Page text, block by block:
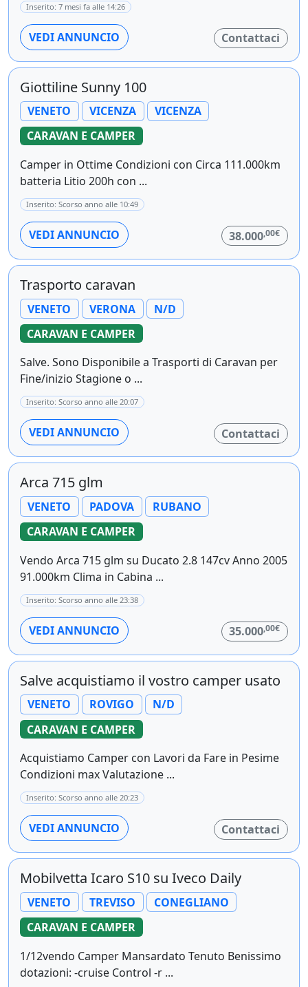
Inserito: 7 mesi fa alle 14:26
VEDI ANNUNCIO Contattaci
Giottiline Sunny 100
VENETO VICENZA
VICENZA
CARAVAN E CAMPER
Camper in Ottime Condizioni con Circa 111.000km
batteria Litio 200h con ...
Inserito: Scorso anno alle 10:49
VEDI ANNUNCIO 38.000,00€
Trasporto caravan
VENETO VERONA
N/D
CARAVAN E CAMPER
Salve. Sono Disponibile a Trasporti di Caravan per
Fine/inizio Stagione o ...
Inserito: Scorso anno alle 20:07
VEDI ANNUNCIO Contattaci
Arca 715 glm
VENETO PADOVA
RUBANO
CARAVAN E CAMPER
Vendo Arca 715 glm su Ducato 2.8 147cv Anno 2005
91.000km Clima in Cabina ...
Inserito: Scorso anno alle 23:38
VEDI ANNUNCIO 35.000,00€
Salve acquistiamo il vostro camper usato
VENETO ROVIGO
N/D
CARAVAN E CAMPER
Acquistiamo Camper con Lavori da Fare in Pesime
Condizioni max Valutazione ...
Inserito: Scorso anno alle 20:23
VEDI ANNUNCIO Contattaci
Mobilvetta Icaro S10 su Iveco Daily
VENETO TREVISO
CONEGLIANO
CARAVAN E CAMPER
1/12vendo Camper Mansardato Tenuto Benissimo
dotazioni: -cruise Control -r ...